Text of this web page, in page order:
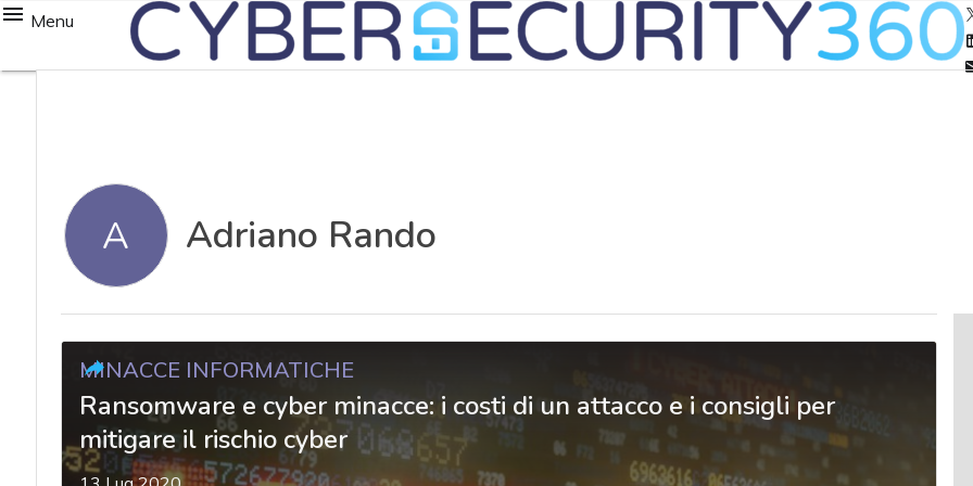
Menu
A Adriano Rando
MINACCE INFORMATICHE
Ransomware e cyber minacce: i costi di un attacco e i consigli per
mitigare il rischio cyber